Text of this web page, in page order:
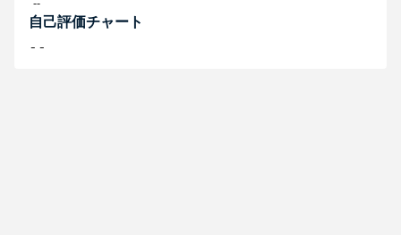
自己評価チャート
--